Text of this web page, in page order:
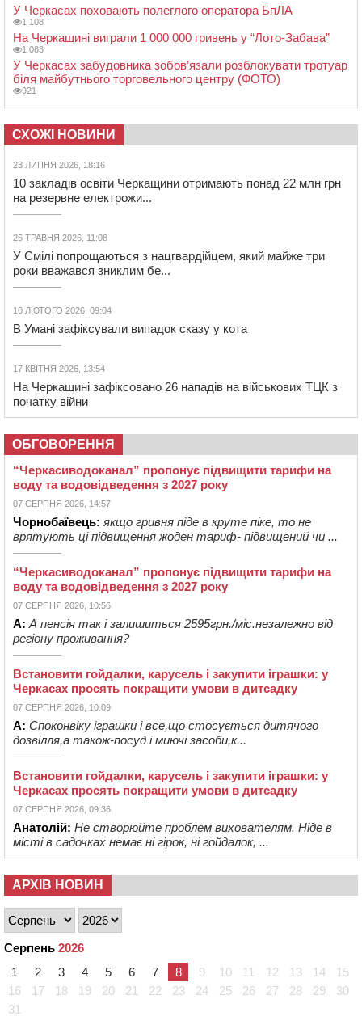
У Черкасах поховають полеглого оператора БпЛА
1 108
На Черкащині виграли 1 000 000 гривень у “Лото-Забава”
1 083
У Черкасах забудовника зобов’язали розблокувати тротуар
біля майбутнього торговельного центру (ФОТО)
921
СХОЖІ НОВИНИ
23 ЛИПНЯ 2026, 18:16
10 закладів освіти Черкащини отримають понад 22 млн грн
на резервне електрожи...
26 ТРАВНЯ 2026, 11:08
У Смілі попрощаються з нацгвардійцем, який майже три
роки вважався зниклим бе...
10 ЛЮТОГО 2026, 09:04
В Умані зафіксували випадок сказу у кота
17 КВІТНЯ 2026, 13:54
На Черкащині зафіксовано 26 нападів на військових ТЦК з
початку війни
ОБГОВОРЕННЯ
“Черкасиводоканал” пропонує підвищити тарифи на
воду та водовідведення з 2027 року
07 СЕРПНЯ 2026, 14:57
Чорнобаївець: якщо гривня піде в круте піке, то не
врятують ці підвищення жоден тариф- підвищений чи ...
“Черкасиводоканал” пропонує підвищити тарифи на
воду та водовідведення з 2027 року
07 СЕРПНЯ 2026, 10:56
А: А пенсія так і залишиться 2595грн./міс.незалежно від
регіону проживання?
Встановити гойдалки, карусель і закупити іграшки: у
Черкасах просять покращити умови в дитсадку
07 СЕРПНЯ 2026, 10:09
А: Споконвіку іграшки і все,що стосується дитячого
дозвілля,а також-посуд і миючі засоби,к...
Встановити гойдалки, карусель і закупити іграшки: у
Черкасах просять покращити умови в дитсадку
07 СЕРПНЯ 2026, 09:36
Анатолій: Не створюйте проблем вихователям. Ніде в
місті в садочках немає ні гірок, ні гойдалок, ...
АРХІВ НОВИН
Серпень 2026
1
2 3 4 5 6 7 8 9 10 11 12 13 14
15
16
17 18 19 20 21 22 23 24 25 26 27 28 29
30
31